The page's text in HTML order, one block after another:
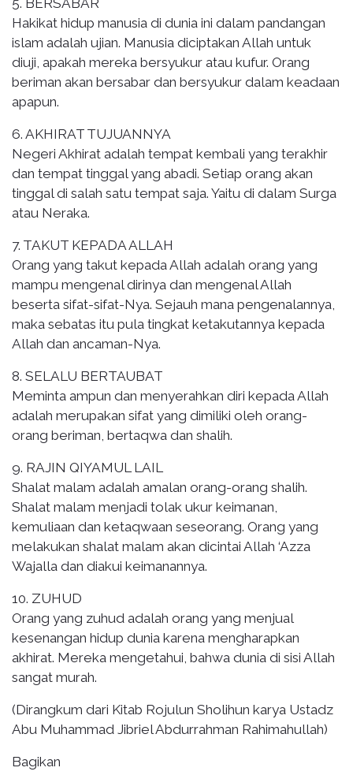
5. BERSABAR
Hakikat hidup manusia di dunia ini dalam pandangan
islam adalah ujian. Manusia diciptakan Allah untuk
diuji, apakah mereka bersyukur atau kufur. Orang
beriman akan bersabar dan bersyukur dalam keadaan
apapun.
6. AKHIRAT TUJUANNYA
Negeri Akhirat adalah tempat kembali yang terakhir
dan tempat tinggal yang abadi. Setiap orang akan
tinggal di salah satu tempat saja. Yaitu di dalam Surga
atau Neraka.
7. TAKUT KEPADA ALLAH
Orang yang takut kepada Allah adalah orang yang
mampu mengenal dirinya dan mengenal Allah
beserta sifat-sifat-Nya. Sejauh mana pengenalannya,
maka sebatas itu pula tingkat ketakutannya kepada
Allah dan ancaman-Nya.
8. SELALU BERTAUBAT
Meminta ampun dan menyerahkan diri kepada Allah
adalah merupakan sifat yang dimiliki oleh orang-
orang beriman, bertaqwa dan shalih.
9. RAJIN QIYAMUL LAIL
Shalat malam adalah amalan orang-orang shalih.
Shalat malam menjadi tolak ukur keimanan,
kemuliaan dan ketaqwaan seseorang. Orang yang
melakukan shalat malam akan dicintai Allah ‘Azza
Wajalla dan diakui keimanannya.
10. ZUHUD
Orang yang zuhud adalah orang yang menjual
kesenangan hidup dunia karena mengharapkan
akhirat. Mereka mengetahui, bahwa dunia di sisi Allah
sangat murah.
(Dirangkum dari Kitab Rojulun Sholihun karya Ustadz
Abu Muhammad Jibriel Abdurrahman Rahimahullah)
Bagikan